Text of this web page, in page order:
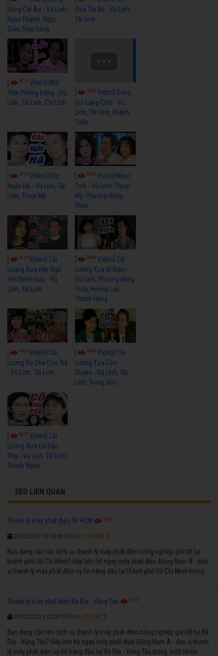
Hồng Cài Áo - Vũ Linh,
Ngọc Huyền, Ngọc
Giàu, Diệp Lang
Hoa Trà Nở - Vũ Linh,
Tài Linh
4111 Video] Một
Thời Phóng Đãng - Vũ
Linh, Tài Linh, Chí Linh
3659Video] Sóng
Gió Làng Chài - Vũ
Linh, Tài Linh, Khánh
Tuấn
3770 Video] Dãy
Ngân Hà - Vũ Linh, Tài
Linh, Thoại Mỹ
3441Video] Nhạc
Tình - Vũ Linh, Thoại
Mỹ, Phương Hồng
Thủy
4114Video] Cải
Lương Xưa Hãy Ngủ
Yên Niềm Đau - Vũ
Linh, Tài Linh
3966Video] Cải
Lương Xưa Đi Biển -
Vũ Linh, Phương Hồng
Thủy, Hương Lan,
Thanh Hằng
4434Video] Cải
Lương Nợ Cha Con Trả
- Vũ Linh, Tài Linh
3602Video] Cải
Lương Xưa Còn
Duyên - Vũ Linh, Tài
Linh, Trọng Hữu
[ 4017 Video] Cải
Lương Xưa Cô Dâu
Phụ - Vũ Linh, Tài Linh,
Thanh Ngân
SEO LIÊN QUAN
Thanh lý máy phát điện TP HCM 1115
27/12/2021 10:10:49 CH
Bạn đang cần tìm dịch vụ thanh lý máy phát điện công nghiệp giá tốt tại
thành phố Hồ Chí Minh? Hãy liên hệ ngay máy phát điện Đông Nam Á - đơn
vị thanh lý máy phát điện uy tín hàng đầu tại thành phố Hồ Chí Minh trong
Xem chi tiết
Thanh lý máy phát điện Bà Rịa - Vũng Tàu 1133
27/12/2021 3:03:30 CH
Bạn đang cần tìm dịch vụ thanh lý máy phát điện công nghiệp giá tốt tại Bà
Rịa - Vũng Tàu? Hãy liên hệ ngay máy phát điện Đông Nam Á - đơn vị thanh
lý máy phát điện uy tín hàng đầu tại Bà Rịa - Vũng Tàu trong suốt nhiều
Xem chi tiết